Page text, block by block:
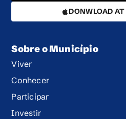
DONWLOAD
Sobre o Município
Viver
Conhecer
Participar
Investir